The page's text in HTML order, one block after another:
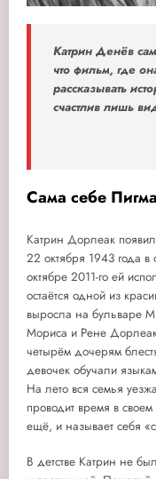
Катрин Денёв
что фильм, где
рассказывать
счастлив лишь
Сама себе
Катрин Дорлеак
22 октября 1943 года
октябре 2011-го ей
остаётся одной из
выросла на бульваре
Мориса и Рене
четырём дочерям
девочек обучали
На лето вся семья
проводит время в
ещё, и называет себя
В детстве Катрин не